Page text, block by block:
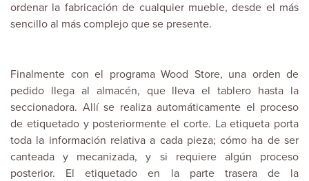
ordenar la fabricación de cualquier mueble, desde el más
sencillo al más complejo que se presente.
Finalmente con el programa Wood Store, una orden de
pedido llega al almacén, que lleva el tablero hasta la
seccionadora. Allí se realiza automáticamente el proceso
de etiquetado y posteriormente el corte. La etiqueta porta
toda la información relativa a cada pieza; cómo ha de ser
canteada y mecanizada, y si requiere algún proceso
posterior. El etiquetado en la parte trasera de la